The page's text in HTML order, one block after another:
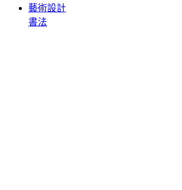
藝術設計
書法